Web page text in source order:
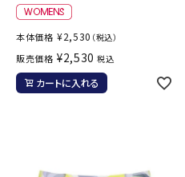
本体価格 ¥2,530 （税込）
販売価格 ¥2,530 税込
カートに入れる